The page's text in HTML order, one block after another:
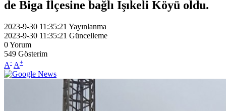
de Biga İlçesine bağlı Işıkeli Köyü oldu.
2023-9-30 11:35:21 Yayınlanma
2023-9-30 11:35:21 Güncelleme
0Yorum
549 Gösterim
A- A+